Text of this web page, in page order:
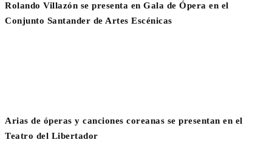
Rolando Villazón se presenta en Gala de Ópera en el
Conjunto Santander de Artes Escénicas
Arias de óperas y canciones coreanas se presentan en el
Teatro del Libertador